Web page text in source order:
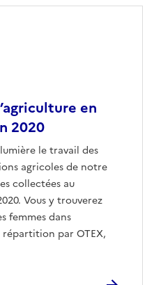
en
2020
le travail des
agricoles de notre
collectées au
Vous y trouverez
femmes dans
par OTEX,